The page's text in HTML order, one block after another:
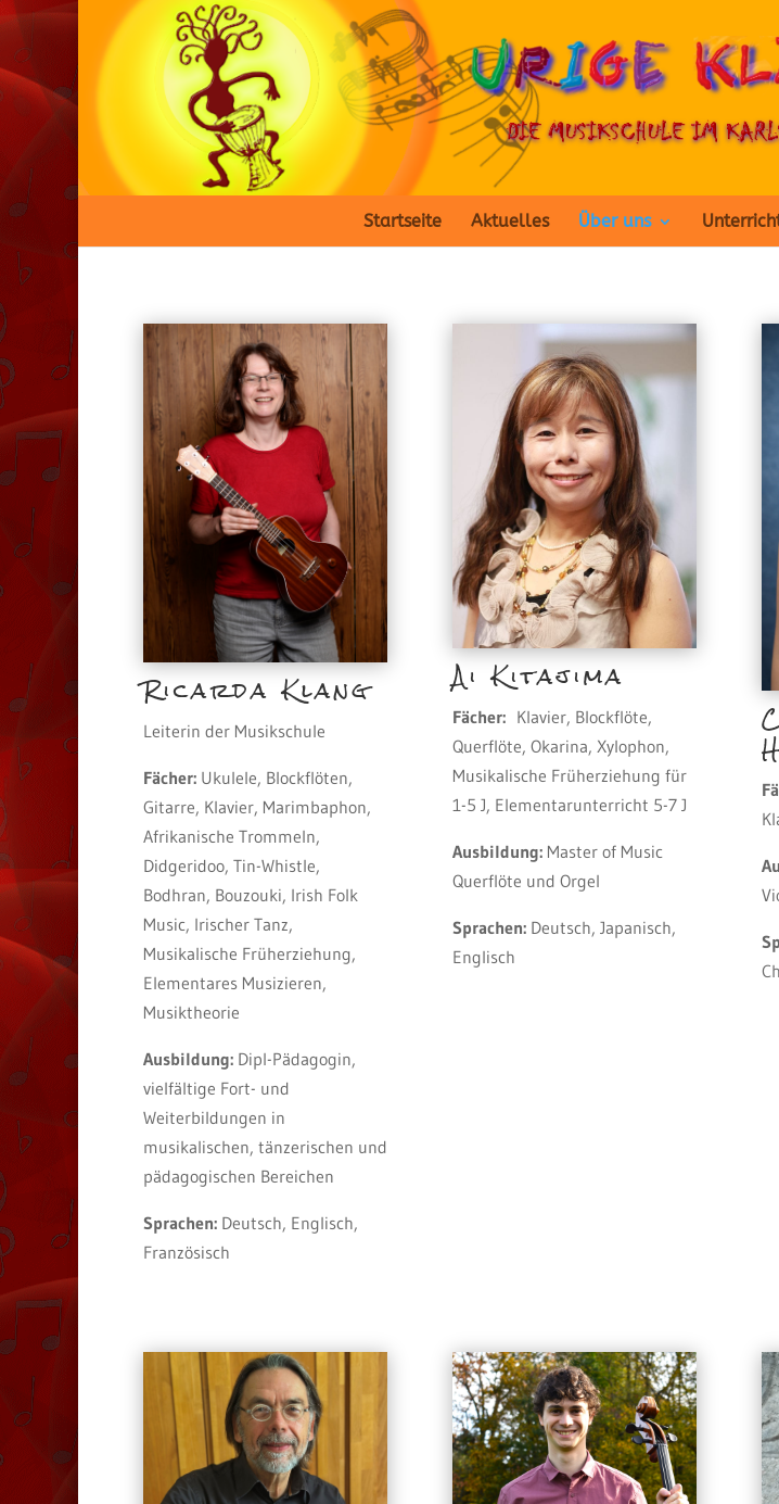
Startseite Aktuelles Über uns
Ricarda Klang
Leiterin der Musikschule
Fächer: Ukulele, Blockflöten,
Gitarre, Klavier, Marimbaphon,
Afrikanische Trommeln,
Didgeridoo, Tin-Whistle,
Bodhran, Bouzouki, Irish Folk
Music, Irischer Tanz,
Musikalische Früherziehung,
Elementares Musizieren,
Musiktheorie
Ausbildung: Dipl-Pädagogin,
vielfältige Fort- und
Weiterbildungen in
musikalischen, tänzerischen und
pädagogischen Bereichen
Sprachen: Deutsch, Englisch,
Französisch
Ai Kitajima
Fächer:Klavier, Blockflöte,
Querflöte, Okarina, Xylophon,
Musikalische Früherziehung für
1-5 J, Elementarunterricht 5-7 J
Ausbildung:Master of Music
Querflöte und Orgel
Sprachen:Deutsch, Japanisch,
Englisch